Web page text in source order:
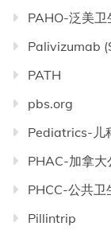
PAHO-泛美卫
Palivizumab
PATH
pbs.org
Pediatrics-儿
PHAC-加拿大
PHCC-公共卫
Pillintrip